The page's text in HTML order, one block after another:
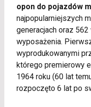
opon do pojazdów
najpopularniejszych
generacjach oraz
wyposażenia.
wyprodukowanymi
którego premierowy
1964 roku (60 lat
rozpoczęto 6 lat po